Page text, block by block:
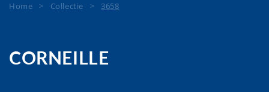
Home > Collectie > 3658
CORNEILLE